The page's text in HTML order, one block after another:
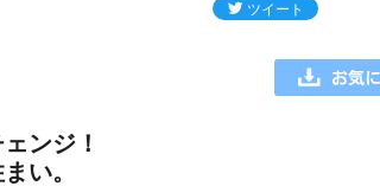
ンジ！
い。